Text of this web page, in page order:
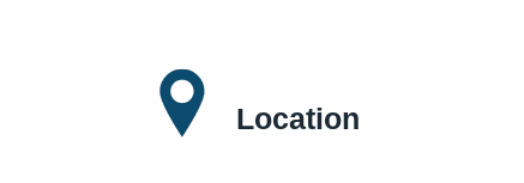
Location